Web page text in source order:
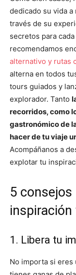
dedicado su vida
través de su
secretos para
recomendamos
alternativo y rutas
alterna en todos
tours guiados y
explorador. Tanto
recorridos, como
gastronómico de
hacer de tu viaje
Acompáñanos a
explotar tu
5
inspiración
1. Libera tu
No importa si eres